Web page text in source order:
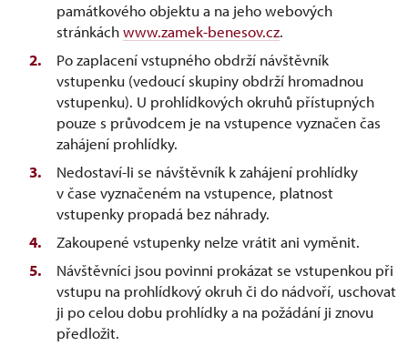
památkového objektu a na jeho webových
stránkáchwww.zamek-benesov.cz.
Po zaplacení vstupného obdrží návštěvník
vstupenku (vedoucí skupiny obdrží hromadnou
vstupenku). U prohlídkových okruhů přístupných
pouze s průvodcem je na vstupence vyznačen čas
zahájení prohlídky.
Nedostaví-li se návštěvník k zahájení prohlídky
v čase vyznačeném na vstupence, platnost
vstupenky propadá bez náhrady.
Zakoupené vstupenky nelze vrátit ani vyměnit.
Návštěvníci jsou povinni prokázat se vstupenkou při
vstupu na prohlídkový okruh či do nádvoří, uschovat
ji po celou dobu prohlídky a na požádání ji znovu
předložit.